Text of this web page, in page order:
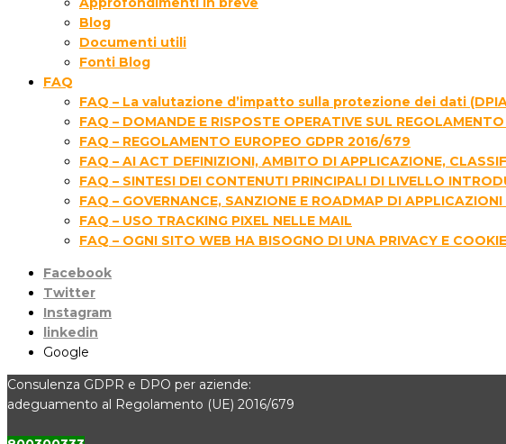
Blog
Documenti utili
Fonti Blog
FAQ
FAQ – La valutazione d’impatto sulla protezione dei dati
FAQ – DOMANDE E RISPOSTE OPERATIVE SUL
FAQ – REGOLAMENTO EUROPEO GDPR 2016/679
FAQ – AI ACT DEFINIZIONI, AMBITO DI APPLICAZIONE,
FAQ – SINTESI DEI CONTENUTI PRINCIPALI DI LIVELLO
FAQ – GOVERNANCE, SANZIONE E ROADMAP DI APPLICAZIONI
FAQ – USO TRACKING PIXEL NELLE MAIL
FAQ – OGNI SITO WEB HA BISOGNO DI UNA PRIVACY E
Facebook
Twitter
Instagram
linkedin
Google
Consulenza GDPR e DPO per aziende:
adeguamento al Regolamento (UE) 2016/679